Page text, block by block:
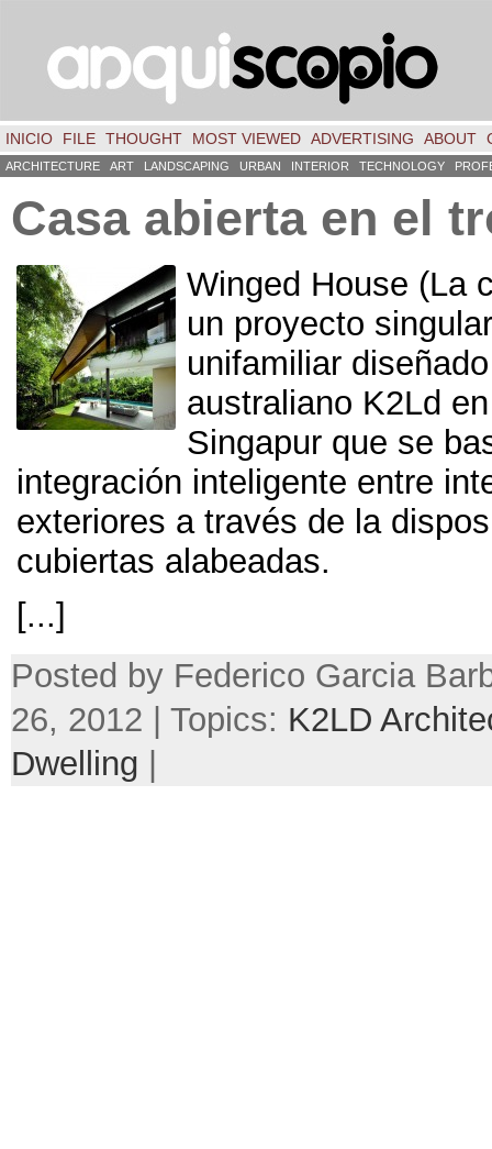
INICIO FILE THOUGHT MOST VIEWED ADVERTISING ABOUT
ARCHITECTURE ART LANDSCAPING URBAN INTERIOR TECHNOLOGY
Casa abierta en el
Winged House (La
un proyecto
unifamiliar
australiano K2Ld
Singapur que se
integración inteligente entre
exteriores a través de la
cubiertas alabeadas.
[...]
Posted by Federico Garcia
26, 2012 | Topics: K2LD
Dwelling